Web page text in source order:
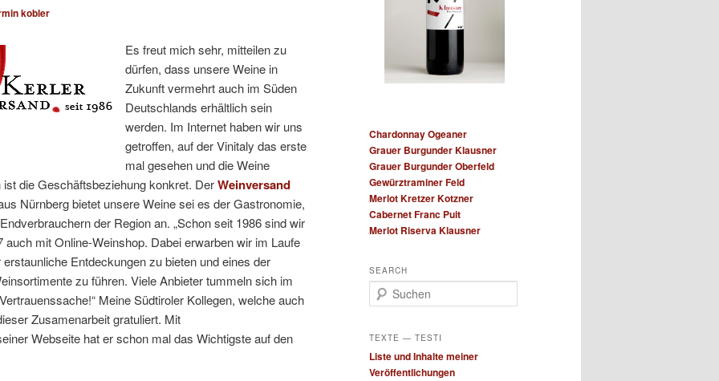
kobler
Es freut mich sehr, mitteilen zu
dürfen, dass unsere Weine in
Zukunft vermehrt auch im Süden
Deutschlands erhältlich sein
werden. Im Internet haben wir uns
getroffen, auf der Vinitaly das erste
mal gesehen und die Weine
die Geschäftsbeziehung konkret. DerWeinversand
Nürnberg bietet unsere Weine sei es der Gastronomie,
der Region an. „Schon seit 1986 sind wir
mit Online-Weinshop. Dabei erwarben wir im Laufe
Entdeckungen zu bieten und eines der
zu führen. Viele Anbieter tummeln sich im
Meine Südtiroler Kollegen, welche auch
Zusamenarbeit gratuliert. Mit
Webseite hat er schon mal das Wichtigste auf den
Chardonnay Ogeaner
Grauer Burgunder Klausner
Grauer Burgunder Oberfeld
Gewürztraminer Feld
Merlot Kretzer Kotzner
Cabernet Franc Puit
Merlot Riserva Klausner
SEARCH
u
h
n
TEXTE — TESTI
Liste und Inhalte meiner
Veröffentlichungen